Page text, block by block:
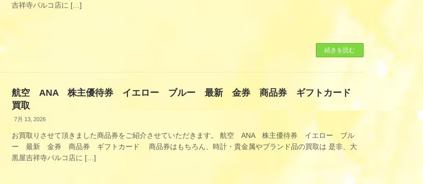
吉祥寺パルコ店に […]
続きを読む
航空 ANA 株主優待券 イエロー ブルー 最新 金券 商品券 ギフトカード
買取
7月 13, 2026
お買取りさせて頂きました商品券をご紹介させていただきます。 航空 ANA 株主優待券 イエロー ブル
ー 最新 金券 商品券 ギフトカード 商品券はもちろん、時計・貴金属やブランド品の買取は 是非、大
黒屋吉祥寺パルコ店に […]